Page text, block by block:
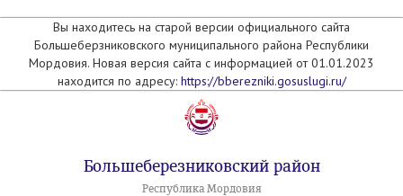
Вы находитесь на старой версии официального сайта
Большеберзниковского муниципального района Республики
Мордовия. Новая версия сайта с информацией от 01.01.2023
находится по адресу: https://bberezniki.gosuslugi.ru/
Большеберезниковский район
Республика Мордовия